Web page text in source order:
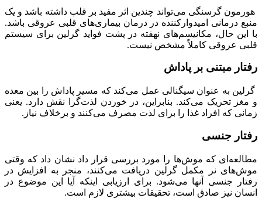
هورمون گرسنگی می‌تواند چندین اثر مفید بر قلب داشته باشد و یک
منبع درمانی امیدوارکننده در درمان بیماری‌های قلبی عروقی باشد.
با این حال، مکانیسم‌های نهفته در پشت فواید گرلین برای سیستم
قلبی عروقی کاملاً مشخص نیست.
رفتار مبتنی بر پاداش
گرلین به عنوان سیگنالی عمل می‌کند که مسیر پاداش را بین معده
و مغز تحریک می‌کند. بنابراین، در خوردن لذت‌گرا نقش دارد. یعنی
زمانی که افراد غذا را برای لذت مصرف می‌کنند و برخلاف نیاز.
رفتار جنسی
مطالعه‌ای که موش‌ها را مورد بررسی قرار داد نشان داد که وقتی
موش‌های نر مکمل گرلین دریافت می‌کنند، منجر به افزایش در
رفتار جنسی آنها می‌شود. برای ارزیابی اینکه آیا این موضوع در
انسان نیز صادق است، تحقیقات بیشتری لازم است.